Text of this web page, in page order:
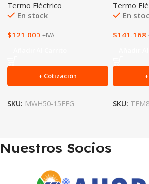
Termo Eléctrico
En stock
$121.000 +IVA
+ Cotización
SKU: MWH50-15EFG
Termo
En
$141.168
SKU:
Nuestros Socios